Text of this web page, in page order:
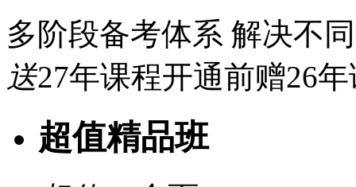
多阶段备考体系 解决不
送27年课程开通前赠26
超值精品班